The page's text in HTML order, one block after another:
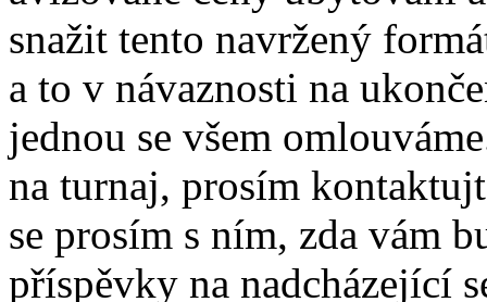
snažit tento navržený
a to v návaznosti na
jednou se všem
na turnaj, prosím
se prosím s ním, zda vám
příspěvky na nadcházející